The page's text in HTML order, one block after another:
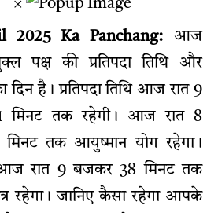
×
2025 Ka Panchang: आज
पक्ष की प्रतिपदा तिथि और
दिन है। प्रतिपदा तिथि आज रात 9
मिनट तक रहेगी। आज रात 8
तक आयुष्मान योग रहेगा।
रात 9 बजकर 38 मिनट तक
रहेगा। जानिए कैसा रहेगा आपके